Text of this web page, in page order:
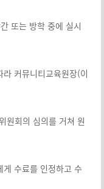
또는 방학 중에 실시
커뮤니티교육원장(이
원회의 심의를 거쳐 원
수료를 인정하고 수